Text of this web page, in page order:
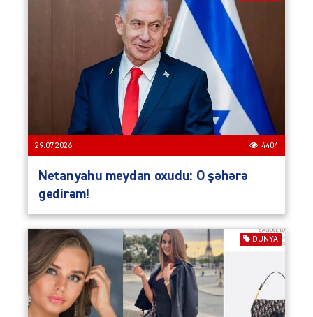
29.07.2026 4404
Netanyahu meydan oxudu: O şəhərə
gedirəm!
DÜNYA